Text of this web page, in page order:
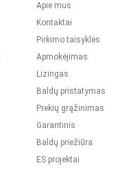
Apie mus
Kontaktai
Pirkimo taisyklės
Apmokėjimas
Lizingas
Baldų pristatymas
Prekių grąžinimas
Garantinis
Baldų priežiūra
ES projektai